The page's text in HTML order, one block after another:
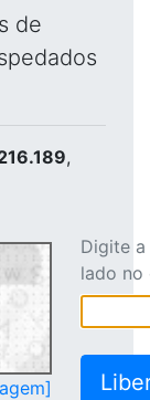
de
,
Digite
lado no